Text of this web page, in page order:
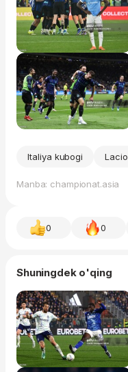
Italiya kubogi Lacio
Manba: championat.asia
0 0
Shuningdek o'qing